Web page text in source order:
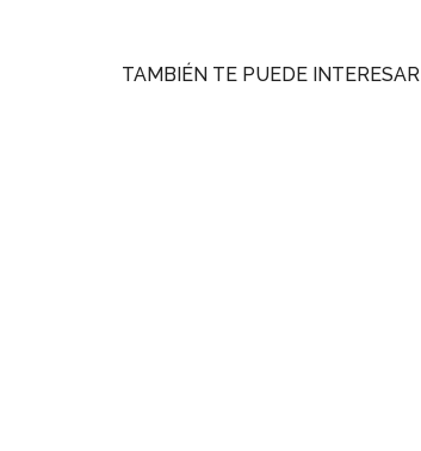
TAMBIÉN TE PUEDE INTERESAR